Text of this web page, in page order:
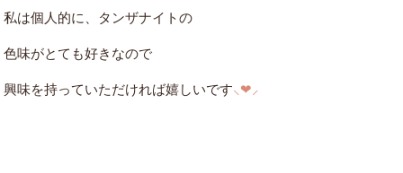
私は個人的に、タンザナイトの
色味がとても好きなので
興味を持っていただければ嬉しいです⸜❤︎⸝